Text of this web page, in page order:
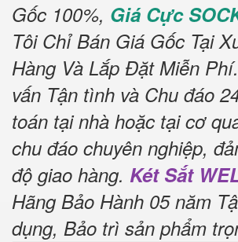
Gốc 100%, Giá Cực
Tôi Chỉ Bán Giá Gốc Tại
Hàng Và Lắp Đặt Miễn Phí.
vấn Tận tình và Chu đáo
toán tại nhà hoặc tại cơ
chu đáo chuyên nghiệp,
độ giao hàng. Két Sắt
Hãng Bảo Hành 05 năm
dụng, Bảo trì sản phẩm